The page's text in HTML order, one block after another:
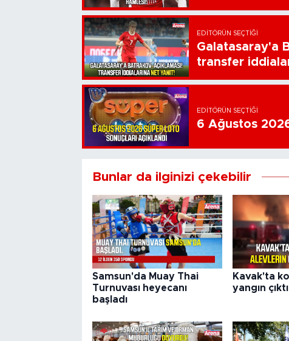
EDITÖRÜN SEÇTIĞI
Galatasaray'a
transfer
EDITÖRÜN SEÇTIĞI
6 Ağustos
Bunlar da ilginizi çekebilir
Samsun'da Muay Thai
Turnuvası heyecanı
başladı
Kavak'ta
yangın çıktı